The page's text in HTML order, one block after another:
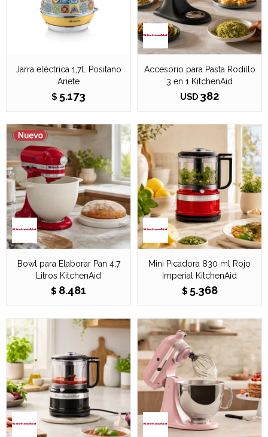
Jarra eléctrica 1,7L Positano
Ariete
$ 5.173
Accesorio para Pasta Rodillo
3 en 1 KitchenAid
USD 382
Bowl para Elaborar Pan 4,7
Litros KitchenAid
$ 8.481
Mini Picadora 830 ml Rojo
Imperial KitchenAid
$ 5.368